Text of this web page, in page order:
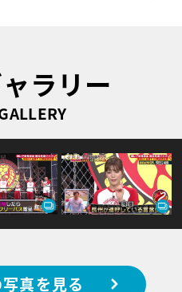
ラリー
真を見る